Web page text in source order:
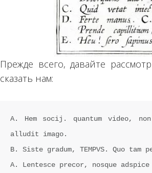
Прежде всего, давайте
сказать нам:
A. Hem socij. quantum video,
alludit imago.
B. Siste gradum, TEMPVS. Quo
A. Lentesce precor, nosque adspice